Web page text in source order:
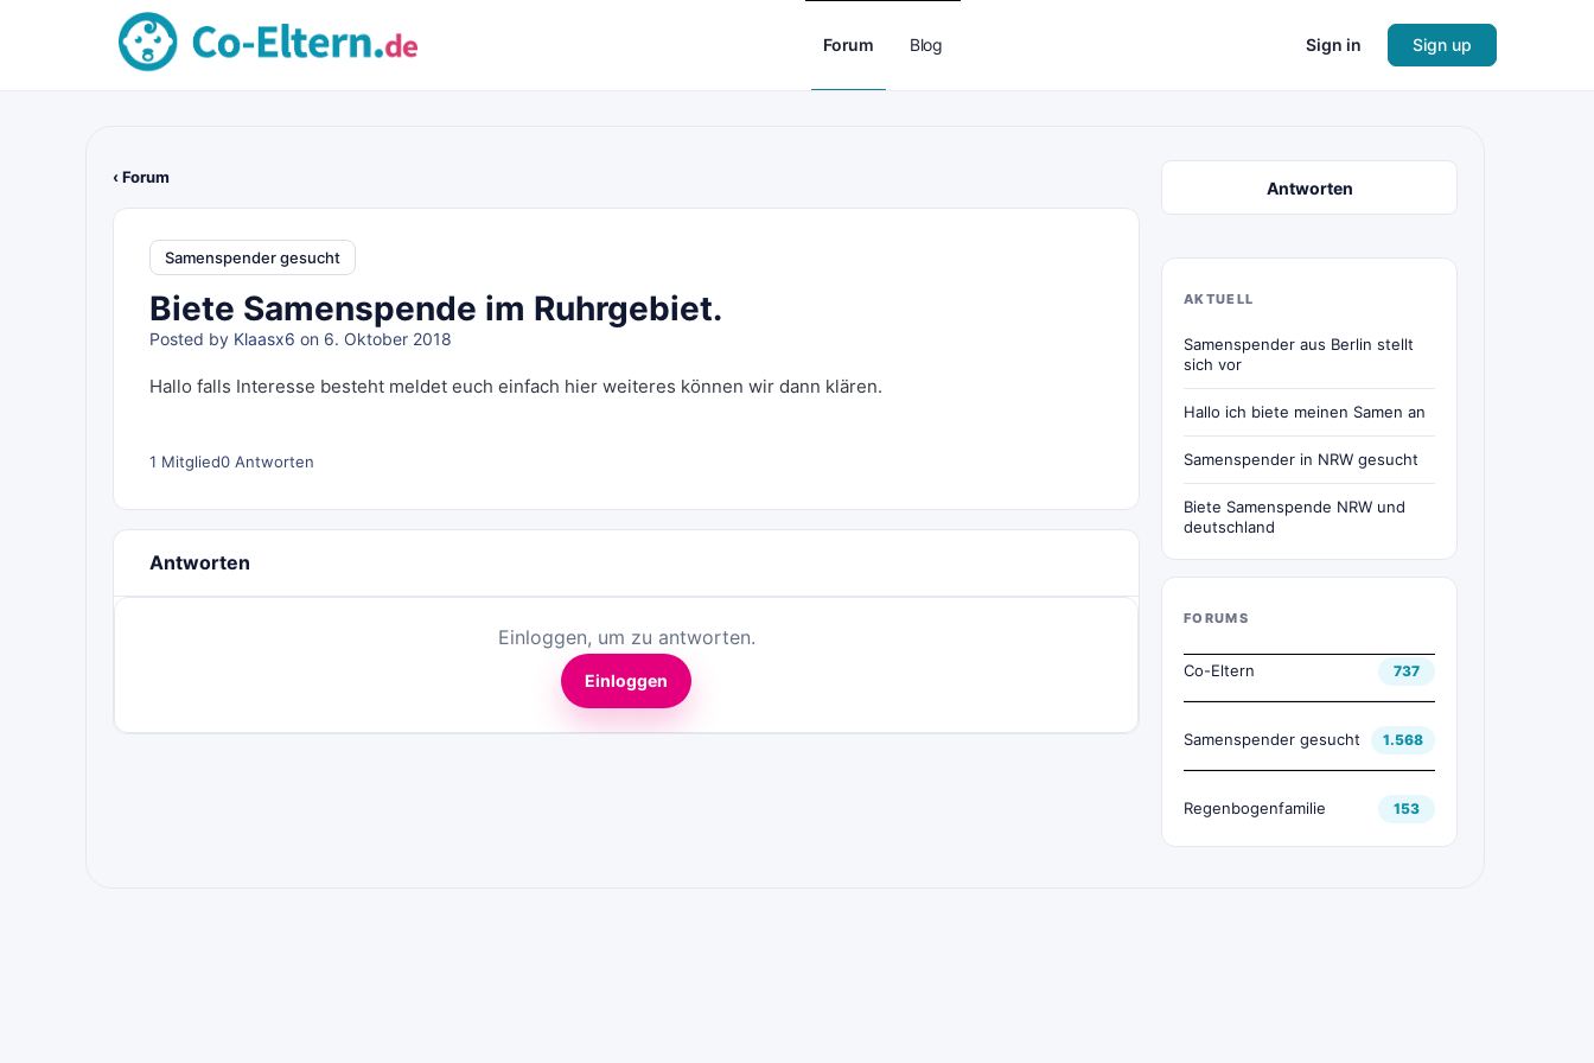
Forum Blog Sign in Sign up
‹ Forum
Samenspender gesucht
Biete Samenspende im Ruhrgebiet.
Posted by Klaasx6 on 6. Oktober 2018
Hallo falls Interesse besteht meldet euch einfach hier weiteres können wir dann klären.
1 Mitglied0 Antworten
Antworten
Einloggen, um zu antworten.
Einloggen
Antworten
AKTUELL
Samenspender aus Berlin stellt
sich vor
Hallo ich biete meinen Samen an
Samenspender in NRW gesucht
Biete Samenspende NRW und
deutschland
FORUMS
Co-Eltern 737
Samenspender gesucht 1.568
Regenbogenfamilie 153